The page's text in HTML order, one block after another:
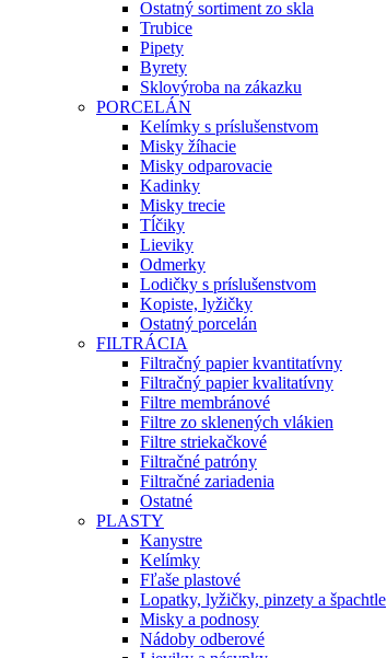
Ostatný sortiment zo skla
Trubice
Pipety
Byrety
Sklovýroba na zákazku
PORCELÁN
Kelímky s príslušenstvom
Misky žíhacie
Misky odparovacie
Kadinky
Misky trecie
Tĺčiky
Lieviky
Odmerky
Lodičky s príslušenstvom
Kopiste, lyžičky
Ostatný porcelán
FILTRÁCIA
Filtračný papier kvantitatívny
Filtračný papier kvalitatívny
Filtre membránové
Filtre zo sklenených vlákien
Filtre striekačkové
Filtračné patróny
Filtračné zariadenia
Ostatné
PLASTY
Kanystre
Kelímky
Fľaše plastové
Lopatky, lyžičky, pinzety a špachtle
Misky a podnosy
Nádoby odberové